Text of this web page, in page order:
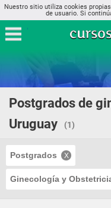
Nuestro sitio utiliza cookies
de usuario. Si
Postgrados de
Uruguay
(1)
Postgrados
Ginecología y